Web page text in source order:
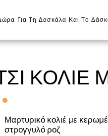
Για Τη Δασκάλα Και Το
ΚΟΛΙΈ
Μαρτυρικό κολιέ με
στρογγυλό ροζ